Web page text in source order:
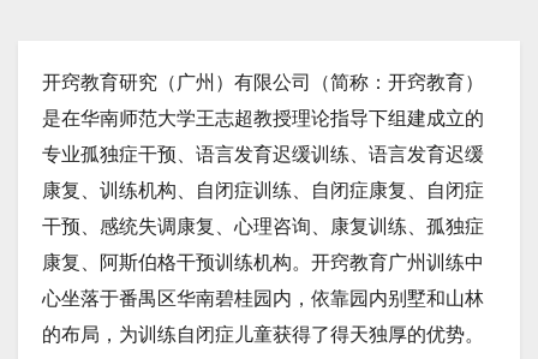
开窍教育研究（广州）有限公司（简称：开窍教育）
是在华南师范大学王志超教授理论指导下组建成立的
专业孤独症干预、语言发育迟缓训练、语言发育迟缓
康复、训练机构、自闭症训练、自闭症康复、自闭症
干预、感统失调康复、心理咨询、康复训练、孤独症
康复、阿斯伯格干预训练机构。开窍教育广州训练中
心坐落于番禺区华南碧桂园内，依靠园内别墅和山林
的布局，为训练自闭症儿童获得了得天独厚的优势。